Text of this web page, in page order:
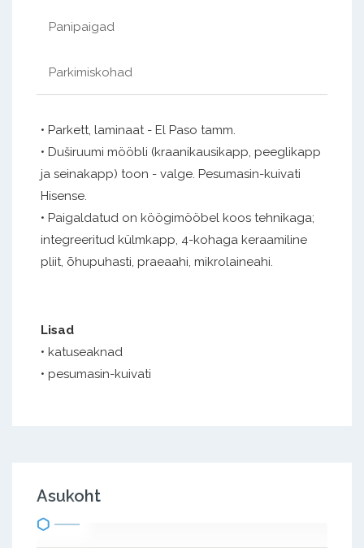
Panipaigad
Parkimiskohad
• Parkett, laminaat - El Paso tamm.
• Duširuumi mööbli (kraanikausikapp, peeglikapp
ja seinakapp) toon - valge. Pesumasin-kuivati
Hisense.
• Paigaldatud on köögimööbel koos tehnikaga;
integreeritud külmkapp, 4-kohaga keraamiline
pliit, õhupuhasti, praeaahi, mikrolaineahi.
Lisad
• katuseaknad
• pesumasin-kuivati
Asukoht